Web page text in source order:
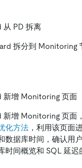
从 PD 拆离
拆分到 Monitoring
新增 Monitoring 页面
新增 Monitoring 页面
化方法 ，利用该页面
数据库时间，确认用
时间概览和 SQL 延